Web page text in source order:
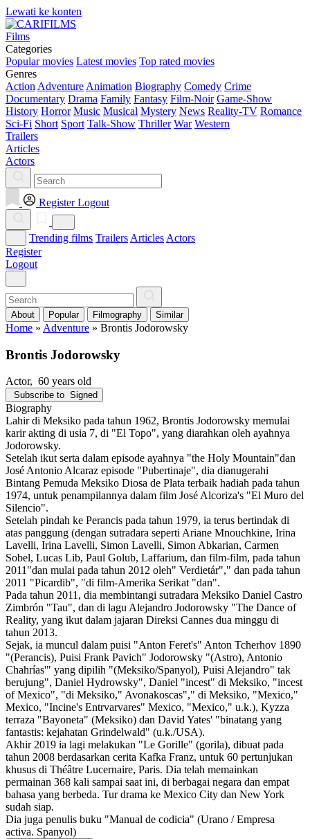
Lewati ke konten
Films
Categories
Popular movies Latest movies Top rated movies
Genres
Action Adventure Animation Biography Comedy Crime
Documentary Drama Family Fantasy Film-Noir Game-Show
History Horror Music Musical Mystery News Reality-TV Romance
Sci-Fi Short Sport Talk-Show Thriller War Western
Trailers
Articles
Actors
Register Logout
Trending films Trailers Articles Actors
Register
Logout
About Popular Filmography Similar
Home » Adventure » Brontis Jodorowsky
Brontis Jodorowsky
Actor, 60 years old
Subscribe to Signed
Biography
Lahir di Meksiko pada tahun 1962, Brontis Jodorowsky memulai
karir akting di usia 7, di "El Topo", yang diarahkan oleh ayahnya
Jodorowsky.
Setelah ikut serta dalam episode ayahnya "the Holy Mountain"dan
José Antonio Alcaraz episode "Pubertinaje", dia dianugerahi
Bintang Pemuda Meksiko Diosa de Plata terbaik hadiah pada tahun
1974, untuk penampilannya dalam film José Alcoriza's "El Muro del
Silencio".
Setelah pindah ke Perancis pada tahun 1979, ia terus bertindak di
atas panggung (dengan sutradara seperti Ariane Mnouchkine, Irina
Lavelli, Irina Lavelli, Simon Lavelli, Simon Abkarian, Carmen
Sobel, Lucas Lib, Paul Golub, Laffarium, dan film-film, pada tahun
2011"dan mulai pada tahun 2012 oleh" Verdietár"," dan pada tahun
2011 "Picardib", "di film-Amerika Serikat "dan".
Pada tahun 2011, dia membintangi sutradara Meksiko Daniel Castro
Zimbrón "Tau", dan di lagu Alejandro Jodorowsky "The Dance of
Reality, yang ikut dalam jajaran Direksi Cannes dua minggu di
tahun 2013.
Sejak, ia muncul dalam puisi "Anton Feret's" Anton Tcherhov 1890
"(Perancis), Puisi Frank Pavich" Jodorowsky "(Astro), Antonio
Chahrías'" yang dipilih "(Meksiko/Spanyol), Puisi Alejandro" tak
berujung", Daniel Hydrowsky", Daniel "incest" di Meksiko, "incest
of Mexico", "di Meksiko," Avonakoscas"," di Meksiko, "Mexico,"
Mexico, "Incine's Entrvarvares" Mexico, "Mexico," u.k.), Kyzza
terraza "Bayoneta" (Meksiko) dan David Yates' "binatang yang
fantastis: kejahatan Grindelwald" (u.k./USA).
Akhir 2019 ia lagi melakukan "Le Gorille" (gorila), dibuat pada
tahun 2008 berdasarkan cerita Kafka Franz, untuk 60 pertunjukan
khusus di Théâtre Lucernaire, Paris. Dia telah memainkan
permainan 368 kali sampai saat ini, di berbagai negara dan empat
bahasa yang berbeda. Tur drama ke Mexico City dan New York
sudah siap.
Dia juga penulis buku "Manual de codicia" (Urano / Empresa
activa. Spanyol)